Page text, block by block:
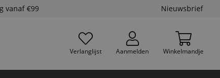
vanaf €99 Nieuwsbrief
Verlanglijst Aanmelden Winkelmandje